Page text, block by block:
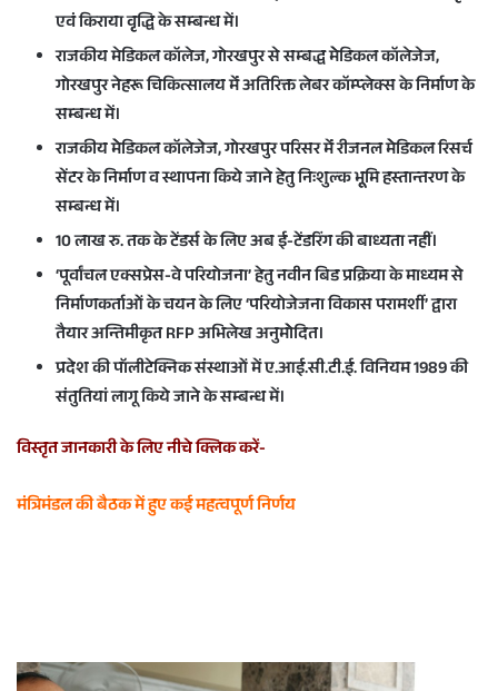
एवं किराया वृृद्धि के सम्बन्ध में।
राजकीय मेडिकल कॉलेज, गोरखपुर से सम्बद्ध मेेडिकल कॉलेजेज,
गोरखपुर नेहरू चिकित्सालय मेंं अतिरिक्त लेबर कॉम्प्लेक्स के निर्माण के
सम्बन्ध में।
राजकीय मेेडिकल कॉलेजेज, गोरखपुर परिसर मेंं रीजनल मेेडिकल रिसर्च
सेंटर के निर्माण व स्थापना किये जाने हेतु निःशुल्क भूूमि हस्तान्तरण के
सम्बन्ध में।
10 लाख रु. तक के टेंडर्स के लिए अब ई-टेंडरिंग की बाध्यता नहीं।
‘पूर्वांचल एक्सप्रेस-वे परियोजना’ हेतु नवीन बिड प्रक्रिया के माध्यम से
निर्माणकर्ताओं के चयन के लिए ‘परियोजेजना विकास परामर्शी’ द्वारा
तैयार अन्तिमीकृत RFP अभिलेख अनुमोेदित।
प्रदेश की पॉलीटेक्निक संस्थाओं में ए.आई.सी.टी.ई. विनियम 1989 की
संतुतियां लागू किये जाने के सम्बन्ध में।
विस्तृत जानकारी के लिए नीचे क्लिक करें-
मंत्रिमंडल की बैठक में हुए कई महत्वपूर्ण निर्णय